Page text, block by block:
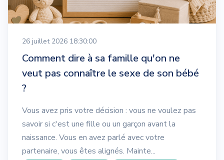
26 juillet 2026 18:30:00
Comment dire à sa famille qu'on ne
veut pas connaître le sexe de son bébé
?
Vous avez pris votre décision : vous ne voulez pas
savoir si c'est une fille ou un garçon avant la
naissance. Vous en avez parlé avec votre
partenaire, vous êtes alignés. Mainte...